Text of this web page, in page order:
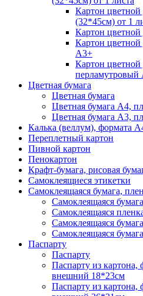
Картон
(32*45см) от 1
Картон
Картон
А3+
Картон цветной
перламутровый
Цветная бумага
Цветная бумага
Цветная бумага А4,
Цветная бумага А3,
Калька (веллум), формата
Переплетный картон
Пивной картон
Пенокартон
Крафт-бумага, рисовая
Самоклеящиеся этикетки
Самоклеящаяся бумага,
Самоклеящаяся
Самоклеящаяся
Самоклеящаяся
Самоклеящаяся
Паспарту
Паспарту
Паспарту из
внешний 18*23см
Паспарту из